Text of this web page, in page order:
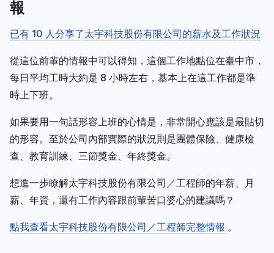
報
已有 10 人分享了太宇科技股份有限公司的薪水及工作狀況
從這位前輩的情報中可以得知，這個工作地點位在臺中市，
每日平均工時大約是 8 小時左右，基本上在這工作都是準
時上下班。
如果要用一句話形容上班的心情是，非常開心應該是最貼切
的形容。至於公司內部實際的狀況則是團體保險、健康檢
查、教育訓練、三節獎金、年終獎金。
想進一步瞭解太宇科技股份有限公司／工程師的年薪、月
薪、年資，還有工作內容跟前輩苦口婆心的建議嗎？
點我查看太宇科技股份有限公司／工程師完整情報 。